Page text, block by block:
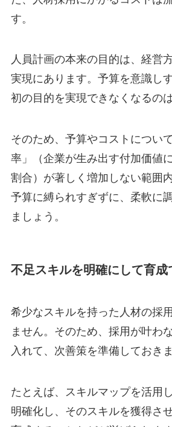
す。
人員計画の本来の目的は、経営
実現にあります。予算を意識し
初の目的を実現できなくなるの
そのため、予算やコストについ
率」（企業が生み出す付加価値
割合）が著しく増加しない範囲
予算に縛られすぎずに、柔軟に
ましょう。
不足スキルを明確にして育成
希少なスキルを持った人材の採
ません。そのため、採用が叶わ
入れて、次善策を準備しておき
たとえば、スキルマップを活用
明確化し、そのスキルを獲得さ